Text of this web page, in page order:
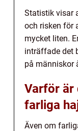
Statistik visar
och risken för
mycket liten.
inträffade det
på människor
Varför är
farliga
Även om